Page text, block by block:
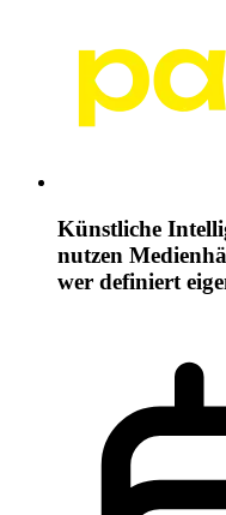
Künstliche
nutzen
wer definiert